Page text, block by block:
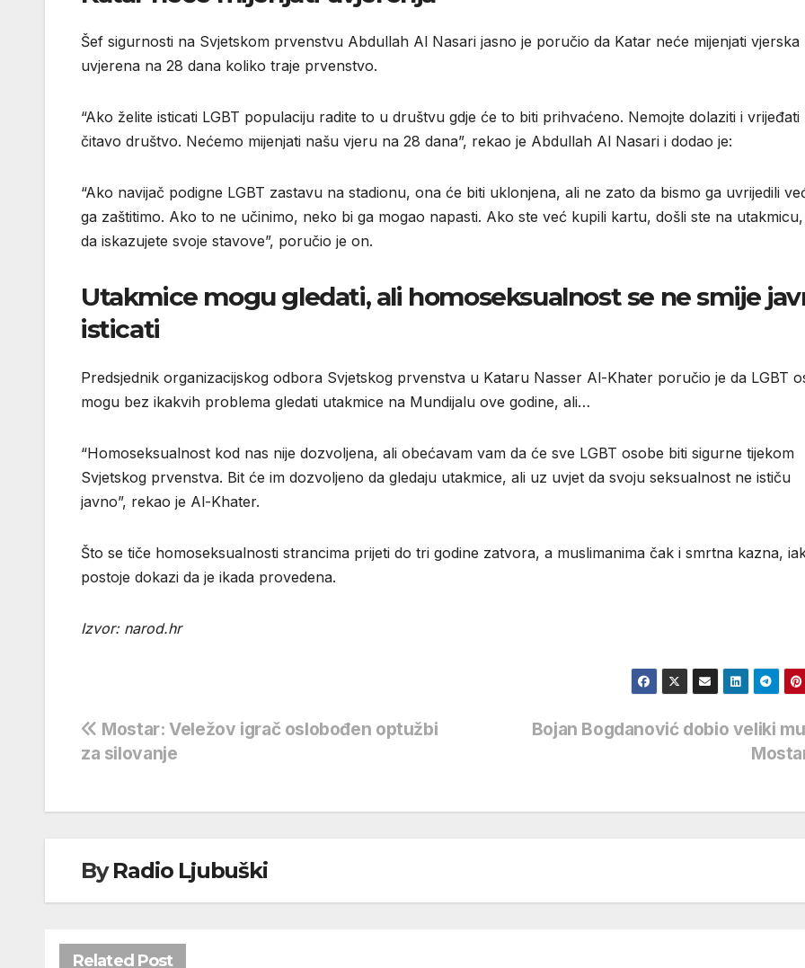
Šef sigurnosti na Svjetskom prvenstvu Abdullah Al Nasari jasno je poručio da Katar neće mijenjati vjerska
uvjerena na 28 dana koliko traje prvenstvo.
“Ako želite isticati LGBT populaciju radite to u društvu gdje će to biti prihvaćeno. Nemojte dolaziti i vrijeđati
čitavo društvo. Nećemo mijenjati našu vjeru na 28 dana”, rekao je Abdullah Al Nasari i dodao je:
“Ako navijač podigne LGBT zastavu na stadionu, ona će biti uklonjena, ali ne zato da bismo ga uvrijedili
ga zaštitimo. Ako to ne učinimo, neko bi ga mogao napasti. Ako ste već kupili kartu, došli ste na
da iskazujete svoje stavove”, poručio je on.
Utakmice mogu gledati, ali homoseksualnost se ne smije
isticati
Predsjednik organizacijskog odbora Svjetskog prvenstva u Kataru Nasser Al-Khater poručio je da LGBT
mogu bez ikakvih problema gledati utakmice na Mundijalu ove godine, ali…
“Homoseksualnost kod nas nije dozvoljena, ali obećavam vam da će sve LGBT osobe biti sigurne tijekom
Svjetskog prvenstva. Bit će im dozvoljeno da gledaju utakmice, ali uz uvjet da svoju seksualnost ne ističu
javno”, rekao je Al-Khater.
Što se tiče homoseksualnosti strancima prijeti do tri godine zatvora, a muslimanima čak i smrtna kazna,
postoje dokazi da je ikada provedena.
Izvor: narod.hr
Navigacija
objava
Bojan Bogdanović dobio veliki
Mostar: Veležov igrač oslobođen optužbi
za silovanje
ByRadio Ljubuški
Related Post